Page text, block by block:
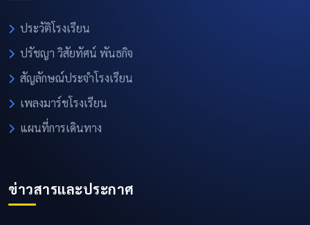
ประวัติโรงเรียน
ปรัชญา วิสัยทัศน์ พันธกิจ
สัญลักษณ์ประจำโรงเรียน
เพลงมาร์ชโรงเรียน
แผนที่การเดินทาง
ข่าวสารและประกาศ